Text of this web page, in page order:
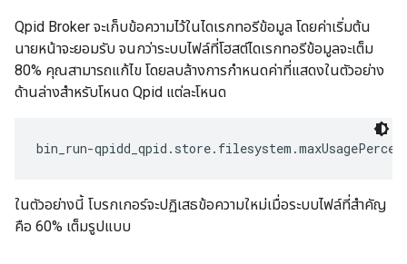
Qpid Broker จะเก็บข้อความไว้ในไดเรกทอรีข้อมูล โดยค่าเริ่มต้น
นายหน้าจะยอมรับ จนกว่าระบบไฟล์ที่โฮสต์ไดเรกทอรีข้อมูลจะเต็ม
80% คุณสามารถแก้ไข โดยลบล้างการกำหนดค่าที่แสดงในตัวอย่าง
ด้านล่างสำหรับโหนด Qpid แต่ละโหนด
bin_run-
ในตัวอย่างนี้ โบรกเกอร์จะปฏิเสธข้อความใหม่เมื่อระบบไฟล์ที่สำคัญ
คือ 60% เต็มรูปแบบ